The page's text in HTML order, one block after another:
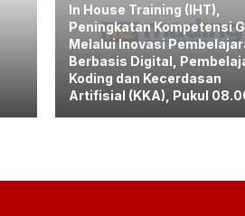
In House Training (IHT),
Peningkatan Kompetensi
Melalui Inovasi
Berbasis Digital,
Koding dan Kecerdasan
Artifisial (KKA), Pukul